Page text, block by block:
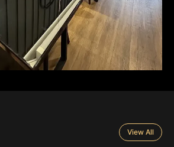
View All